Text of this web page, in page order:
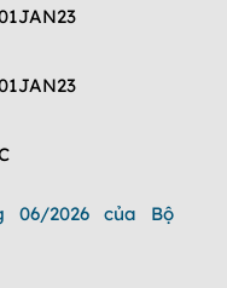
C
06/2026 của Bộ